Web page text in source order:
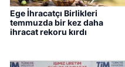
Ege İhracatçı Birlikleri
temmuzda bir kez daha
ihracat rekoru kırdı